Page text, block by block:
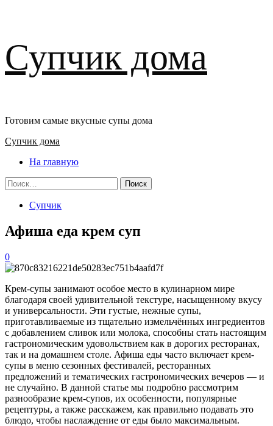
к
содержимому
Супчик дома
Готовим самые вкусные супы дома
Основное
Супчик дома
На главную
Найти:
Супчик
Афиша еда крем суп
0
Крем-супы занимают особое место в кулинарном мире
благодаря своей удивительной текстуре, насыщенному вкусу
и универсальности. Эти густые, нежные супы,
приготавливаемые из тщательно измельчённых ингредиентов
с добавлением сливок или молока, способны стать настоящим
гастрономическим удовольствием как в дорогих ресторанах,
так и на домашнем столе. Афиша еды часто включает крем-
супы в меню сезонных фестивалей, ресторанных
предложений и тематических гастрономических вечеров — и
не случайно. В данной статье мы подробно рассмотрим
разнообразие крем-супов, их особенности, популярные
рецептуры, а также расскажем, как правильно подавать это
блюдо, чтобы наслаждение от еды было максимальным.